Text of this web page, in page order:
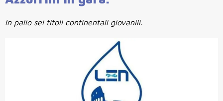
In palio sei titoli continentali giovanili.